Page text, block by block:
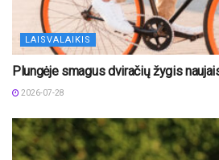
LAISVALAIKIS
Plungėje smagus dviračių žygis
2026-07-28